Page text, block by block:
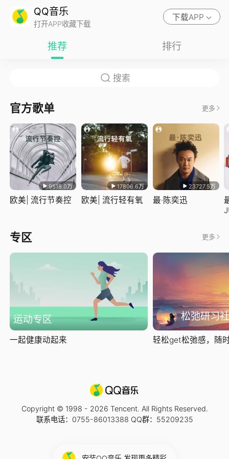
QQ音乐
打开APP收藏下载
下载APP
推荐 排行
官方歌单 更多
9518.0万
欧美| 流行节奏控
17806.6万
欧美| 流行轻有氧
23727.5万
最·陈奕迅
专区 更多
运动专区
一起健康动起来
松弛研习社
轻松get松弛感，随
Copyright © 1998 - 2026 Tencent. All Rights Reserved.
联系电话：0755-86013388 QQ群：55209235